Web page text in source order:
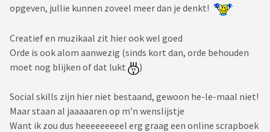
opgeven, jullie kunnen zoveel meer dan je denkt!
Creatief en muzikaal zit hier ook wel goed
Orde is ook alom aanwezig (sinds kort dan, orde behouden
moet nog blijken of dat lukt
)
Social skills zijn hier niet bestaand, gewoon he-le-maal niet!
Maar staan al jaaaaaren op m’n wenslijstje
Want ik zou dus heeeeeeeeel erg graag een online scrapboek